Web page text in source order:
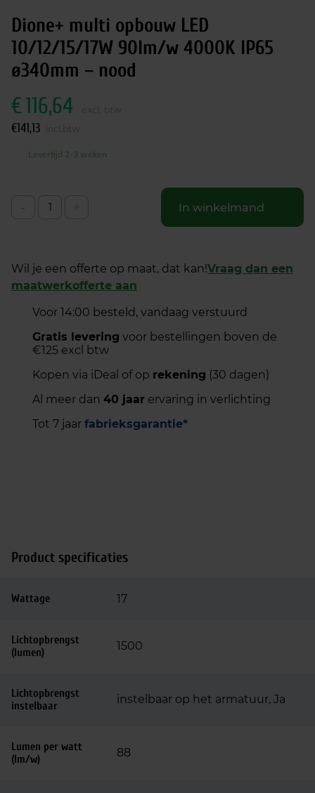
Dione+ multi opbouw LED
10/12/15/17W 90lm/w 4000K IP65
ø340mm – nood
€116,64
€141,13
Levertijd 2-3 weken
In winkelmand
Wil je een offerte op maat, dat kan!Vraag dan een
maatwerkofferte aan
Voor 14:00 besteld, vandaag verstuurd
Gratis levering voor bestellingen boven de
€125 excl btw
Kopen via iDeal of op rekening (30 dagen)
Al meer dan 40 jaar ervaring in verlichting
Tot 7 jaar fabrieksgarantie*
Product specificaties
Wattage 17
Lichtopbrengst
(lumen)
1500
Lichtopbrengst
instelbaar
instelbaar op het armatuur, Ja
Lumen per watt
(lm/w)
88